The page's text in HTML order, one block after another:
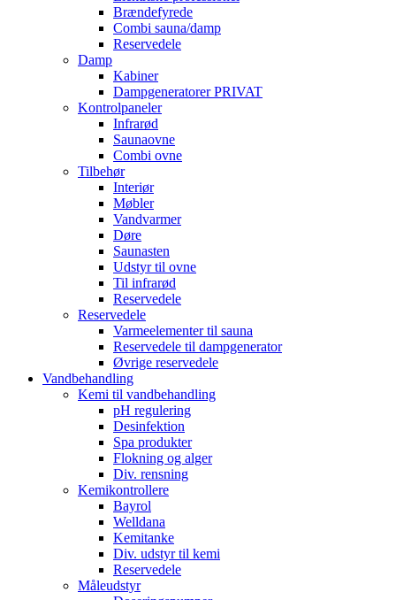
Brændefyrede
Combi sauna/damp
Reservedele
Damp
Kabiner
Dampgeneratorer PRIVAT
Kontrolpaneler
Infrarød
Saunaovne
Combi ovne
Tilbehør
Interiør
Møbler
Vandvarmer
Døre
Saunasten
Udstyr til ovne
Til infrarød
Reservedele
Reservedele
Varmeelementer til sauna
Reservedele til dampgenerator
Øvrige reservedele
Vandbehandling
Kemi til vandbehandling
pH regulering
Desinfektion
Spa produkter
Flokning og alger
Div. rensning
Kemikontrollere
Bayrol
Welldana
Kemitanke
Div. udstyr til kemi
Reservedele
Måleudstyr